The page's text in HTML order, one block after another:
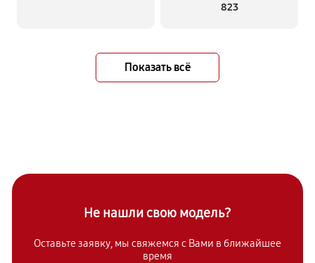
823
Показать всё
Не нашли свою модель?
Оставьте заявку, мы свяжемся с Вами в ближайшее
время